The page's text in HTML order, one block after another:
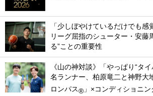
「少しぼやけているだけでも
リーグ屈指のシューター・安藤
る”ことの重要性
《山の神対談》「やっぱり“タ
名ランナー、柏原竜二と神野大
ロンパス® 」×コンディショニン